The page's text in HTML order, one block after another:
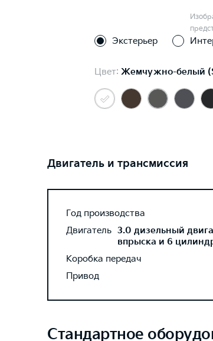
Экстерьер
Цвет: Жемчужно-белый
Двигатель и трансмиссия
Год производства
Двигатель 3.0 дизельный
впрыска и 6
Коробка передач
Привод
Стандартное